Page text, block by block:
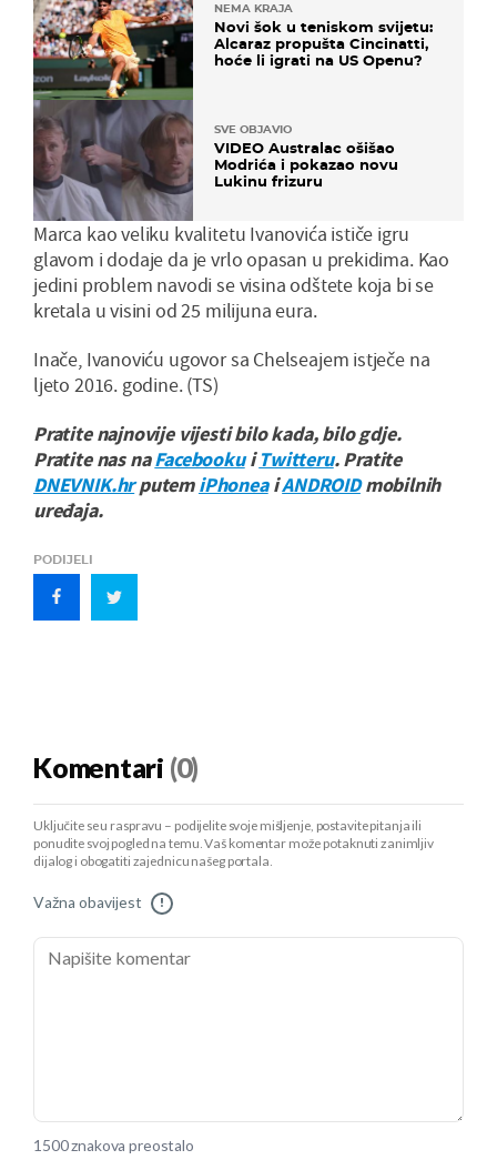
NEMA KRAJA
Novi šok u teniskom svijetu:
Alcaraz propušta Cincinatti,
hoće li igrati na US Openu?
SVE OBJAVIO
VIDEO Australac ošišao
Modrića i pokazao novu
Lukinu frizuru
Marca kao veliku kvalitetu Ivanovića ističe igru
glavom i dodaje da je vrlo opasan u prekidima. Kao
jedini problem navodi se visina odštete koja bi se
kretala u visini od 25 milijuna eura.
Inače, Ivanoviću ugovor sa Chelseajem istječe na
ljeto 2016. godine. (TS)
Pratite najnovije vijesti bilo kada, bilo gdje.
Pratite nas naFacebookuiTwitteru. Pratite
DNEVNIK.hrputemiPhoneaiANDROIDmobilnih
uređaja.
PODIJELI
Komentari (0)
Uključite se u raspravu – podijelite svoje mišljenje, postavite pitanja ili
ponudite svoj pogled na temu. Vaš komentar može potaknuti zanimljiv
dijalog i obogatiti zajednicu našeg portala.
Važna obavijest !
1500 znakova preostalo